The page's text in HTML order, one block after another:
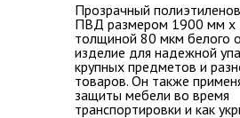
Прозрачный
ПВД размером 1900 мм х
толщиной 80 мкм белого
изделие для надежной
крупных предметов и
товаров. Он также
защиты мебели во время
транспортировки и как